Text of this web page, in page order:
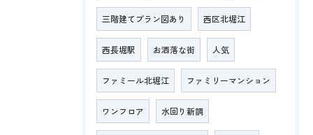
三階建てプラン図あり 西区北堀江
西長堀駅 お洒落な街 人気
ファミール北堀江 ファミリーマンション
ワンフロア 水回り新調